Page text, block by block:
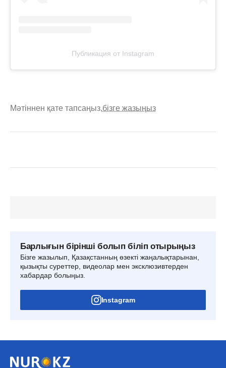
Публикация от Instagram
Мәтіннен қате тапсаңыз,бізге жазыңыз
Барлығын бірінші болып біліп отырыңыз
Бізге жазылып, Қазақстанның өзекті жаңалықтарынан,
қызықты суреттер, видеолар мен эксклюзивтерден
хабардар болыңыз.
Instagram